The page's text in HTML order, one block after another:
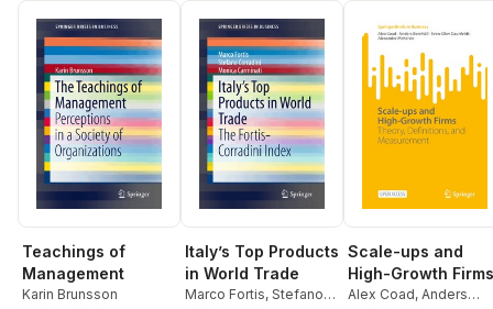
Teachings of
Management
Karin Brunsson
Italy’s Top Products
in World Trade
Marco Fortis, Stefano
Scale-ups and
High-Growth Firms
Alex Coad, Anders